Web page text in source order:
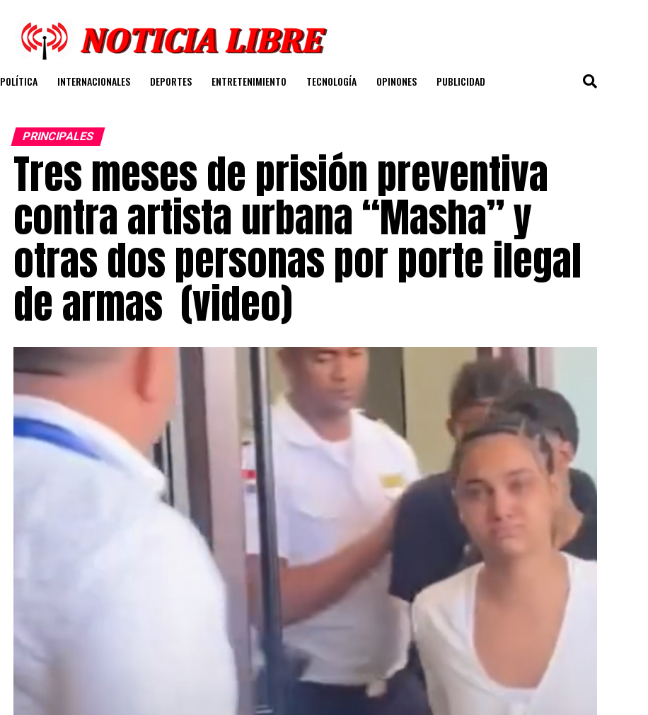
POLÍTICA INTERNACIONALES DEPORTES ENTRETENIMIENTO TECNOLOGÍA OPINONES PUBLICIDAD
PRINCIPALES
Tres meses de prisión preventiva
contra artista urbana “Masha” y
otras dos personas por porte ilegal
de armas (video)